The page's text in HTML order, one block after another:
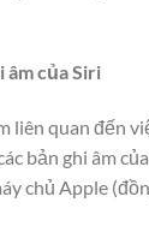
âm của Siri
liên quan đến
bản ghi âm
chủ Apple